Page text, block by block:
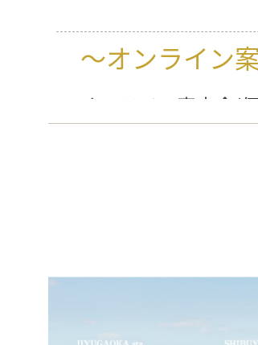
～オンライン
オンライン案内会(
【平置き駐車
★駐車場付置率44
詳しくは係員まで